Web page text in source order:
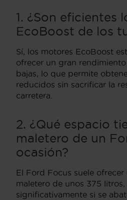
1. ¿Son eficientes
EcoBoost de los
Sí, los motores EcoBoost
ofrecer un gran
bajas, lo que permite
reducidos sin sacrificar la
carretera.
2. ¿Qué espacio
maletero de un
ocasión?
El Ford Focus suele
maletero de unos 375
significativamente si se